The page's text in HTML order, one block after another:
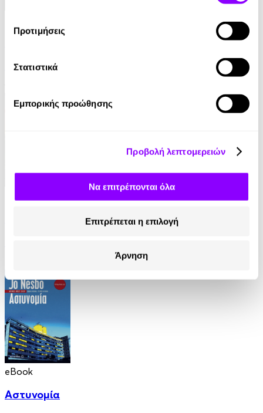
Προτιμήσεις
Στατιστικά
Εμπορικής προώθησης
Προβολή λεπτομερειών
Να επιτρέπονται όλα
Επιτρέπεται η επιλογή
Άρνηση
Γρηγόρης Αζαριάδης
Στον τάφο κάποιου άλλου
eBook
Αστυνομία